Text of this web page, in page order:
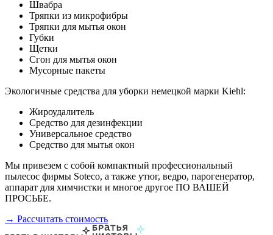
Швабра
Тряпки из микрофибры
Тряпки для мытья окон
Губки
Щетки
Сгон для мытья окон
Мусорные пакеты
Экологичные средства для уборки немецкой марки Kiehl:
Жироудалитель
Средство для дезинфекции
Универсальное средство
Средство для мытья окон
Мы привезем с собой компактный профессиональный
пылесос фирмы Soteco, а также утюг, ведро, парогенератор,
аппарат для химчистки и многое другое ПО ВАШЕЙ
ПРОСЬБЕ.
→ Рассчитать стоимость